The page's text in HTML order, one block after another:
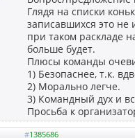
Глядя на списки
записавшихся это не
при таком раскладе
больше будет.
Плюсы команды
1) Безопаснее, т.к.
2) Морально легче.
3) Командный дух и
Просьба к
#1385686